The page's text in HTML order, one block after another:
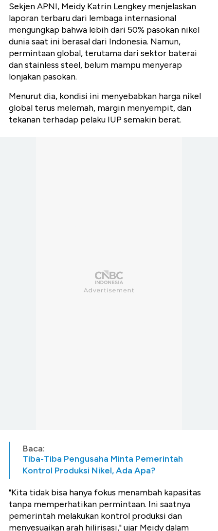
Sekjen APNI, Meidy Katrin Lengkey menjelaskan
laporan terbaru dari lembaga internasional
mengungkap bahwa lebih dari 50% pasokan nikel
dunia saat ini berasal dari Indonesia. Namun,
permintaan global, terutama dari sektor baterai
dan stainless steel, belum mampu menyerap
lonjakan pasokan.
Menurut dia, kondisi ini menyebabkan harga nikel
global terus melemah, margin menyempit, dan
tekanan terhadap pelaku IUP semakin berat.
Baca:
Tiba-Tiba Pengusaha Minta Pemerintah
Kontrol Produksi Nikel, Ada Apa?
"Kita tidak bisa hanya fokus menambah kapasitas
tanpa memperhatikan permintaan. Ini saatnya
pemerintah melakukan kontrol produksi dan
menyesuaikan arah hilirisasi," ujar Meidy dalam